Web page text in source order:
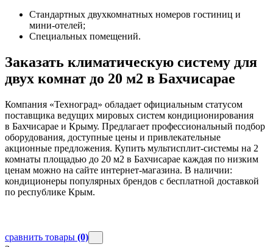
Стандартных двухкомнатных номеров гостиниц и
мини-отелей;
Специальных помещений.
Заказать климатическую систему для
двух комнат до 20 м2 в Бахчисарае
Компания «Техноград» обладает официальным статусом
поставщика ведущих мировых систем кондиционирования
в Бахчисарае и Крыму. Предлагает профессиональный подбор
оборудования, доступные цены и привлекательные
акционные предложения. Купить мультисплит-системы на 2
комнаты площадью до 20 м2 в Бахчисарае каждая по низким
ценам можно на сайте интернет-магазина. В наличии:
кондиционеры популярных брендов с бесплатной доставкой
по республике Крым.
сравнить товары (0)